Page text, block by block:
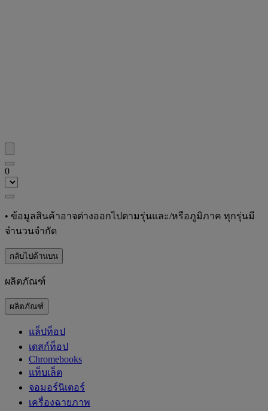
0
• ข้อมูลสินค้าอาจต่างออกไปตามรุ่นและ/หรือภูมิภาค ทุกรุ่นมี
จำนวนจำกัด
กลับไปด้านบน
ผลิตภัณฑ์
ผลิตภัณฑ์
แล็ปท็อป
เดสก์ท็อป
Chromebooks
แท็บเล็ต
จอมอร์นิเตอร์
เครื่องฉายภาพ